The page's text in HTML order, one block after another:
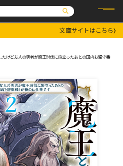
ノベルス
ノベルスf
オーバーラップ広報室
ス
お問い合わせはこちら
ーラップ文庫
ラップノベルス
文庫サイトはこちら
けど友人の勇者が魔王討伐に旅立ったあとの国内お留守番